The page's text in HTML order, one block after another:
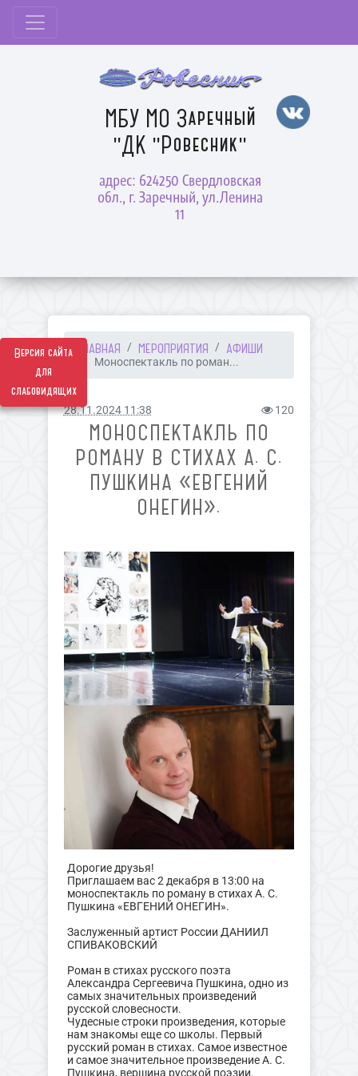
Версия сайта
для
слабовидящих
МБУ МО Заречный
"ДК "Ровесник"
адрес: 624250 Свердловская
обл., г. Заречный, ул.Ленина
11
ГЛАВНАЯ МЕРОПРИЯТИЯ АФИШИ
Моноспектакль по роман...
28.11.2024 11:38 120
МОНОСПЕКТАКЛЬ ПО
РОМАНУ В СТИХАХ А. С.
ПУШКИНА «ЕВГЕНИЙ
ОНЕГИН».
Дорогие друзья!
Приглашаем вас 2 декабря в 13:00 на
моноспектакль по роману в стихах А. С.
Пушкина «ЕВГЕНИЙ ОНЕГИН».
Заслуженный артист России ДАНИИЛ
СПИВАКОВСКИЙ
Роман в стихах русского поэта
Александра Сергеевича Пушкина, одно из
самых значительных произведений
русской словесности.
Чудесные строки произведения, которые
нам знакомы еще со школы. Первый
русский роман в стихах. Самое известное
и самое значительное произведение А. С.
Пушкина, вершина русской поэзии.